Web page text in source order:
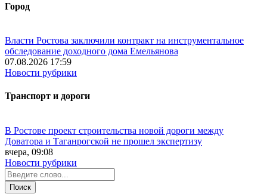
Город
Власти Ростова заключили контракт на инструментальное
обследование доходного дома Емельянова
07.08.2026 17:59
Новости рубрики
Транспорт и дороги
В Ростове проект строительства новой дороги между
Доватора и Таганрогской не прошел экспертизу
вчера, 09:08
Новости рубрики